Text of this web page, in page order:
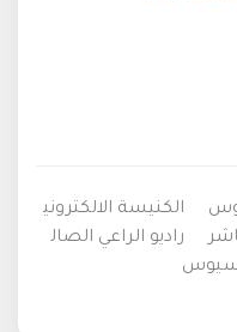
الكنيسة الالكتروني
راديو الراعي الصال